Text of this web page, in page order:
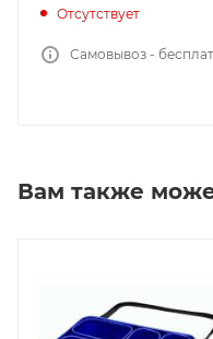
Отсутствует
Самовывоз -
Вам также